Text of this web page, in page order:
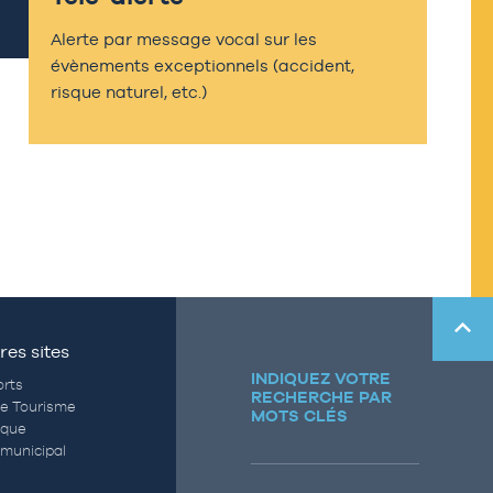
Alerte par message vocal sur les
évènements exceptionnels (accident,
risque naturel, etc.)
sites
Tourisme
INDIQUEZ VOTRE
RECHERCHE PAR
MOTS CLÉS